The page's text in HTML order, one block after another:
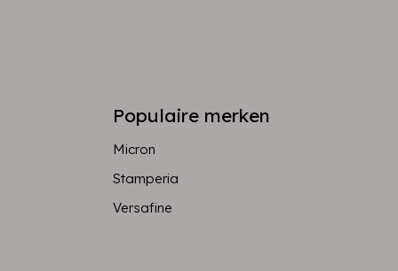
Populaire merken
Micron
Stamperia
Versafine